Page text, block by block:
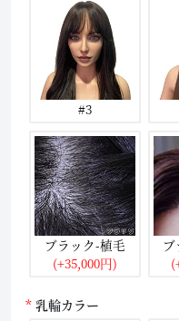
#3
ブラック-植毛
(+35,000円)
乳輪カラー